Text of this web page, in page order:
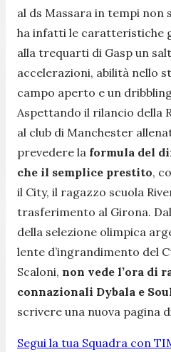
al ds Massara in tempi non
ha infatti le caratteristiche
alla trequarti di Gasp un
accelerazioni, abilità nello
campo aperto e un
Aspettando il rilancio della
al club di Manchester
prevedere la formula del
che il semplice prestito,
il City, il ragazzo scuola
trasferimento al Girona.
della selezione olimpica
lente d’ingrandimento del
Scaloni, non vede l’ora di
connazionali Dybala e
scrivere una nuova pagina
Segui la tua Squadra con